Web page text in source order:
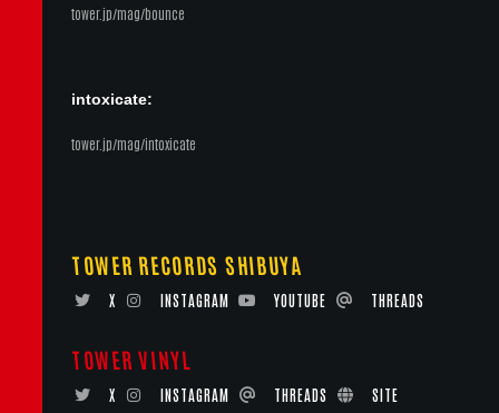
tower.jp/mag/bounce
intoxicate:
tower.jp/mag/intoxicate
TOWER RECORDS SHIBUYA
X INSTAGRAM YOUTUBE THREADS
TOWER VINYL
X INSTAGRAM THREADS SITE